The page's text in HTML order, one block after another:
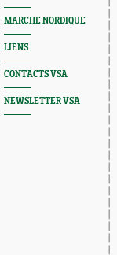
MARCHE NORDIQUE
LIENS
CONTACTS VSA
NEWSLETTER VSA